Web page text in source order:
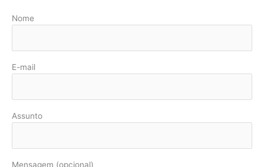
Nome
E-mail
Assunto
Mensagem (opcional)